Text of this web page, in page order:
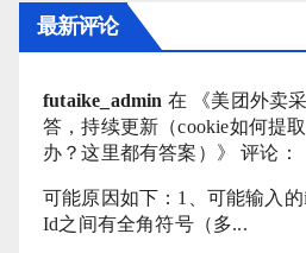
最新评论
futaike_admin 在 《美团外卖
答，持续更新（cookie如何提
办？这里都有答案） 》 评论：
可能原因如下：1、可能输入的
Id之间有全角符号（多...